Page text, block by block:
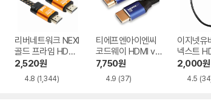
리버네트워크 NEXI
골드 프라임 HDMI
v2.0 케이블
2,520원
4.8 (1,344)
티에프엔아이엔씨
코드웨이 HDMI v2.
1 케이블
7,750원
4.9 (37)
이지넷유
넥스트
고급형케
2,000원
4.5